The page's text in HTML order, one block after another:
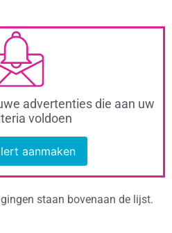
advertenties die aan uw
voldoen
aanmaken
staan bovenaan de lijst.